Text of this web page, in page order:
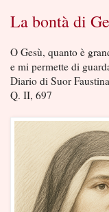
La bontà di
O Gesù, quanto è
e mi permette di
Diario di Suor Faustina
Q. II, 697